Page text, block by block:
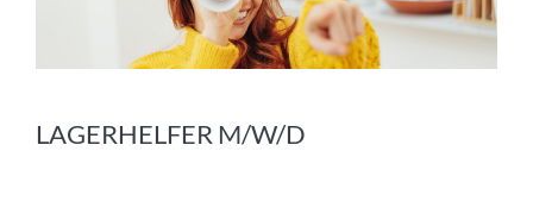
LAGERHELFER M/W/D